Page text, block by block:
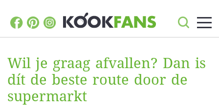
Wil je graag afvallen? Dan is
dít de beste route door de
supermarkt